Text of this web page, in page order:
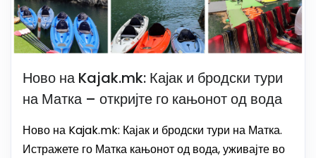
Ново на Kajak.mk: Кајак и бродски тури
на Матка – откријте го кањонот од вода
Ново на Kajak.mk: Кајак и бродски тури на Матка.
Истражете го Матка кањонот од вода, уживајте во